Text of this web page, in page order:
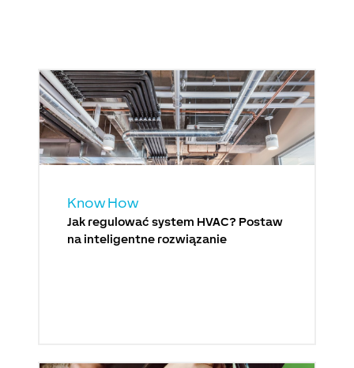
Know How
Jak regulować system HVAC? Postaw
na inteligentne rozwiązanie